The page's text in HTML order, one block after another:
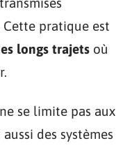
pratique est
longs trajets où
se limite pas aux
des systèmes